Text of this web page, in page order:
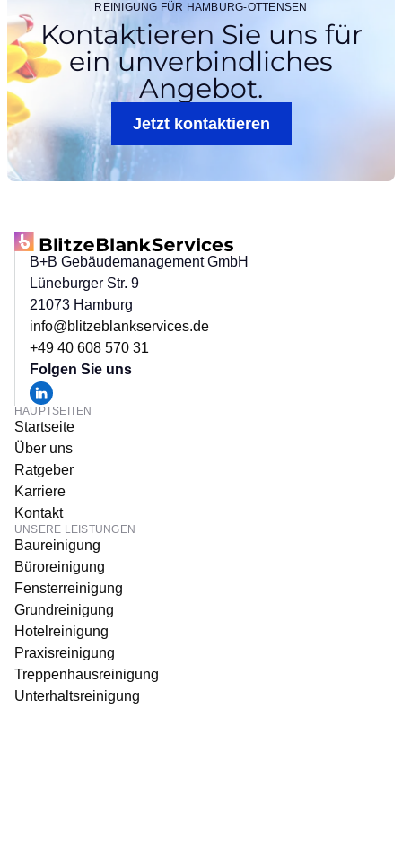
REINIGUNG FÜR HAMBURG-OTTENSEN
Kontaktieren Sie uns für
einunverbindliches
Angebot.
Jetzt kontaktieren
B+B Gebäudemanagement GmbH
Lüneburger Str. 9
21073 Hamburg
info@blitzeblankservices.de
+49 40 608 570 31
Folgen Sie uns
HAUPTSEITEN
Startseite
Über uns
Ratgeber
Karriere
Kontakt
UNSERE LEISTUNGEN
Baureinigung
Büroreinigung
Fensterreinigung
Grundreinigung
Hotelreinigung
Praxisreinigung
Treppenhausreinigung
Unterhaltsreinigung